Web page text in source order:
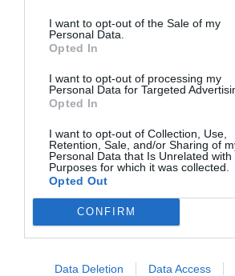
I want to opt-out of the Sale of my
Personal Data.
Opted In
I want to opt-out of processing my
Personal Data for Targeted
Opted In
I want to opt-out of Collection, Use,
Retention, Sale, and/or Sharing of
Personal Data that Is Unrelated with
Purposes for which it was collected.
Opted Out
CONFIRM
Data Deletion Data Access